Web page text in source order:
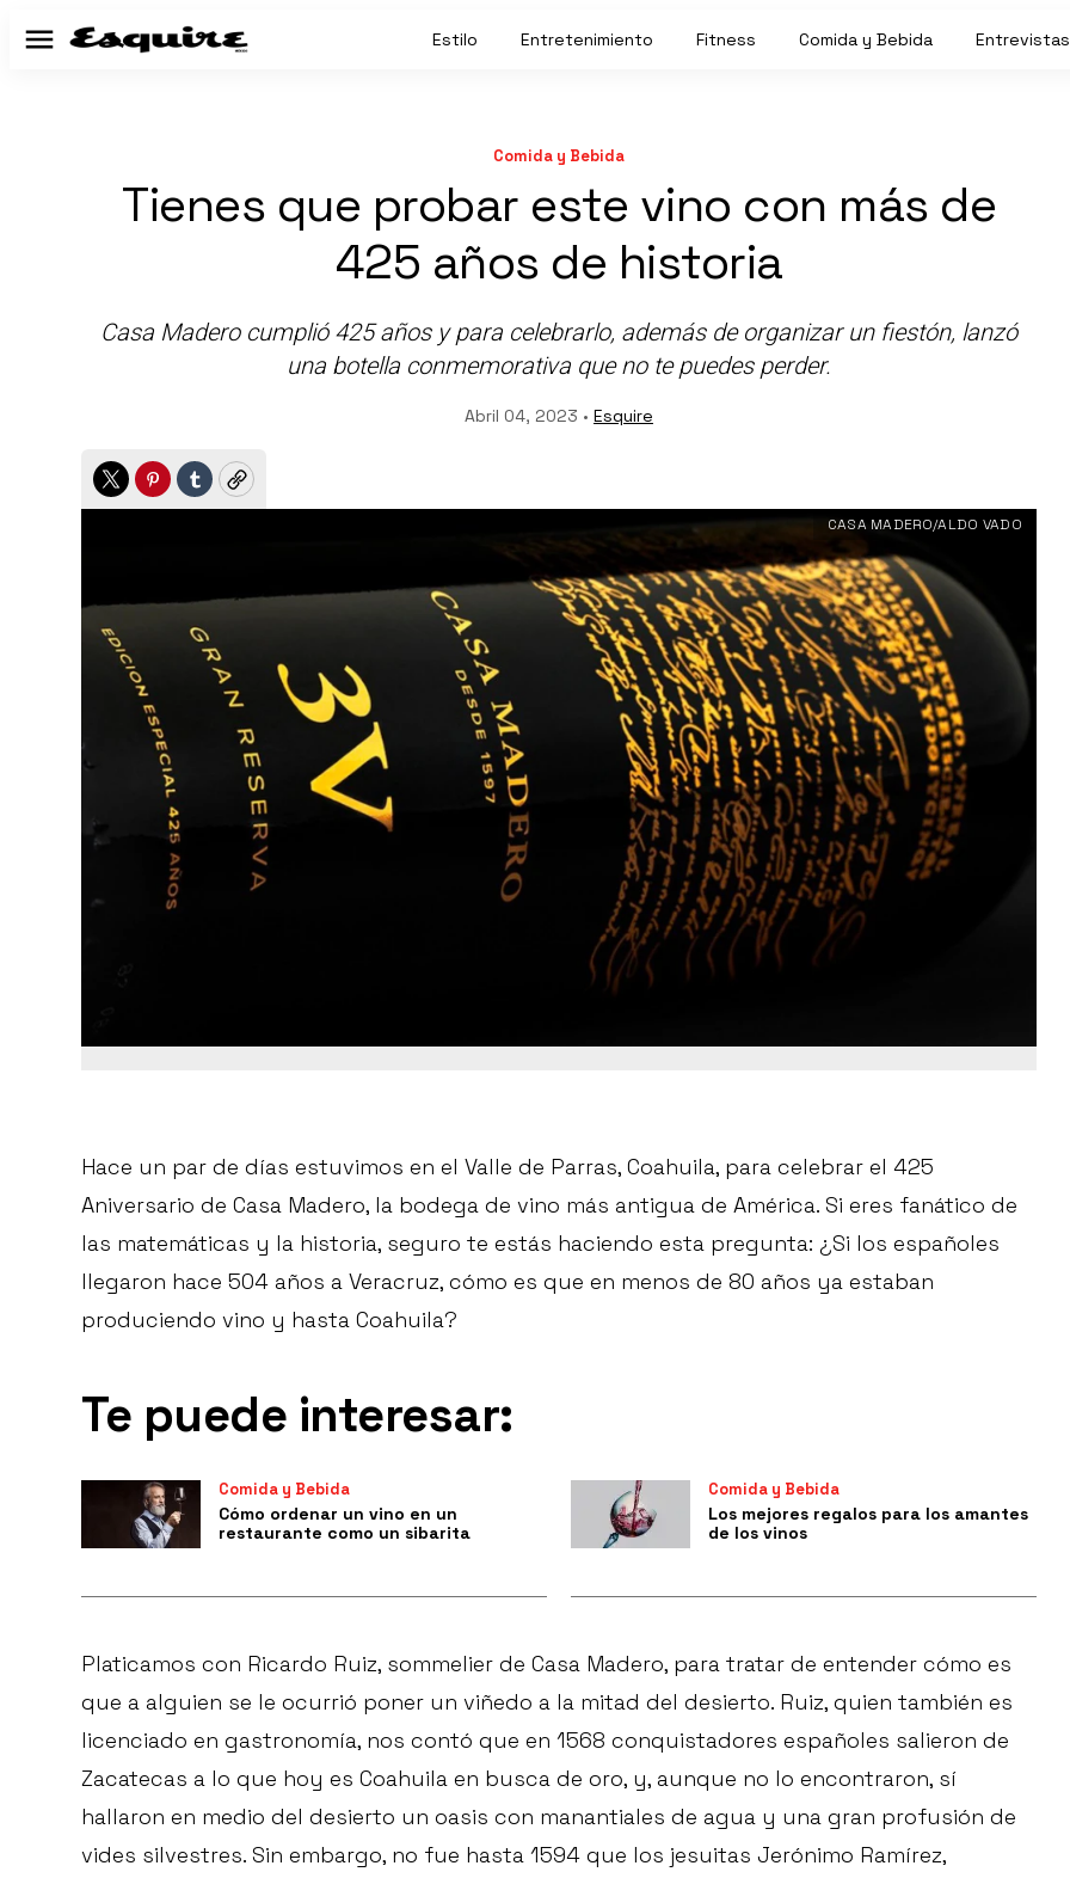
Menú Estilo Entretenimiento Fitness Comida y Bebida Entrevistas
Comida y Bebida
Tienes que probar este vino con más de
425 años de historia
Casa Madero cumplió 425 años y para celebrarlo, además de organizar un fiestón, lanzó
una botella conmemorativa que no te puedes perder.
Abril 04, 2023 • Esquire
TwitterPinterest
TumblrCopy
CASA MADERO/ALDO VADO
Hace un par de días estuvimos en el Valle de Parras, Coahuila, para celebrar el 425
Aniversario de Casa Madero, la bodega de vino más antigua de América. Si eres fanático de
las matemáticas y la historia, seguro te estás haciendo esta pregunta: ¿Si los españoles
llegaron hace 504 años a Veracruz, cómo es que en menos de 80 años ya estaban
produciendo vino y hasta Coahuila?
Te puede interesar:
Comida y Bebida
Cómo ordenar un vino en un
restaurante como un sibarita
Comida y Bebida
Los mejores regalos para los amantes
de los vinos
Platicamos con Ricardo Ruiz, sommelier de Casa Madero, para tratar de entender cómo es
que a alguien se le ocurrió poner un viñedo a la mitad del desierto. Ruiz, quien también es
licenciado en gastronomía, nos contó que en 1568 conquistadores españoles salieron de
Zacatecas a lo que hoy es Coahuila en busca de oro, y, aunque no lo encontraron, sí
hallaron en medio del desierto un oasis con manantiales de agua y una gran profusión de
vides silvestres. Sin embargo, no fue hasta 1594 que los jesuitas Jerónimo Ramírez,